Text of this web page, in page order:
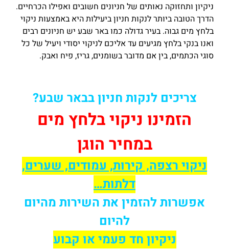
ניקיון ותחזוקה נאותים של חניונים חשובים ואפילו הכרחיים.
הדרך הטובה ביותר לנקות חניון ביעילות היא באמצעות ניקוי
בלחץ מים גבוה. בעיר גדולה כמו באר שבע יש חניונים רבים
ואנו בנקי בלחץ מגיעים עד אליכם לניקוי יסודי ויעיל של כל
סוגי הכתמים, בין אם מדובר בשומנים, גריז, פיח ואבק.
צריכים לנקות חניון בבאר שבע?
הזמינו ניקוי בלחץ מים
במחיר הוגן
ניקוי רצפה, קירות, עמודים, שערים,
דלתות…
אפשרות להזמין את השירות מהיום
להיום
ניקיון חד פעמי או קבוע